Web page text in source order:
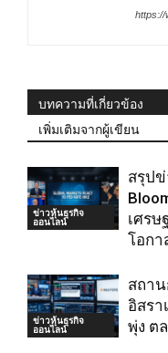
https://
บทความที่เกี่ยวข้อง
เพิ่มเติมจากผู้เขียน
ข่าวหุ้นธุรกิจ
ออนไลน์
สรุปข่
เศร
โอกา
ข่าวหุ้นธุรกิจ
ออนไลน์
สถา
อิสร
พุ่ง ต